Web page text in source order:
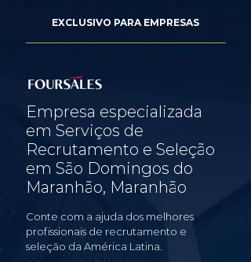
EXCLUSIVO PARA EMPRESAS
Empresa especializada
em Serviços de
Recrutamento e Seleção
em São Domingos do
Maranhão, Maranhão
Conte com a ajuda dos melhores
profissionais de recrutamento e
seleção da América Latina.